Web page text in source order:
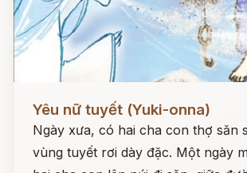
Yêu nữ tuyết (Yuki-onna)
Ngày xưa, có hai cha con thợ săn
vùng tuyết rơi dày đặc. Một ngày